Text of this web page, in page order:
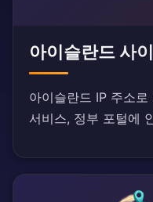
아이슬란드 사
아이슬란드 IP 주소
서비스, 정부 포털에